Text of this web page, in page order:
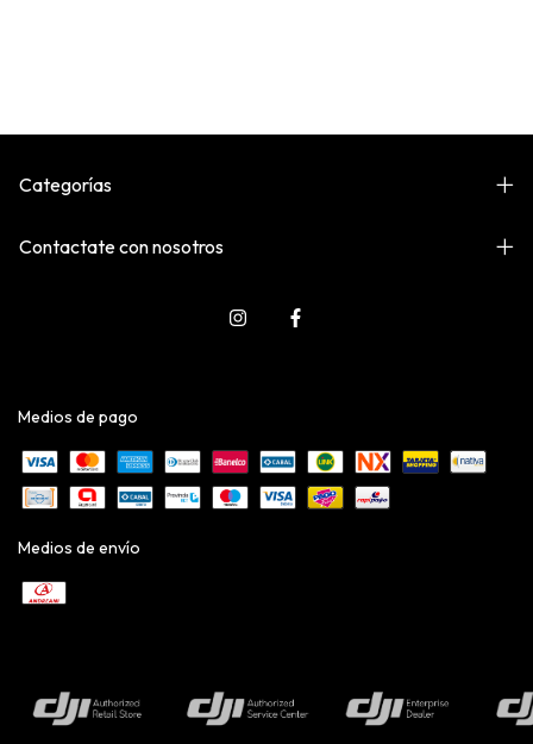
Categorías
Contactate con nosotros
Medios de pago
Medios de envío